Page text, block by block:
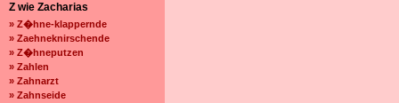
Z wie Zacharias
» Z�hne-klappernde
» Zaehneknirschende
» Z�hneputzen
» Zahlen
» Zahnarzt
» Zahnseide